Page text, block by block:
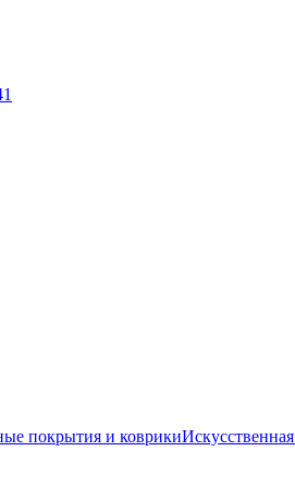
покрытия и коврикиИскусственная